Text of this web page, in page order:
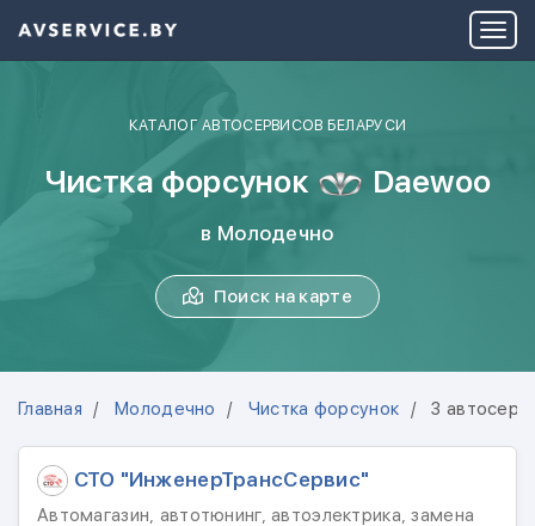
КАТАЛОГ АВТОСЕРВИСОВ БЕЛАРУСИ
Чистка форсунок Daewoo
в Молодечно
Поиск на карте
Главная Молодечно Чистка форсунок 3
СТО "ИнженерТрансСервис"
Автомагазин, автотюнинг, автоэлектрика, замена